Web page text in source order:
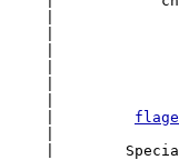
|